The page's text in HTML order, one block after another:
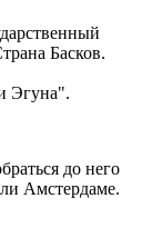
Басков.
Эгуна".
до него
Амстердаме.